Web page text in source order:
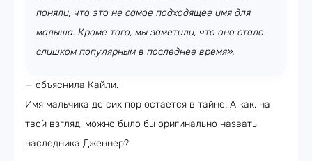
поняли, что это не самое подходящее имя для
малыша. Кроме того, мы заметили, что оно стало
слишком популярным в последнее время»,
— объяснила Кайли.
Имя мальчика до сих пор остаётся в тайне. А как, на
твой взгляд, можно было бы оригинально назвать
наследника Дженнер?